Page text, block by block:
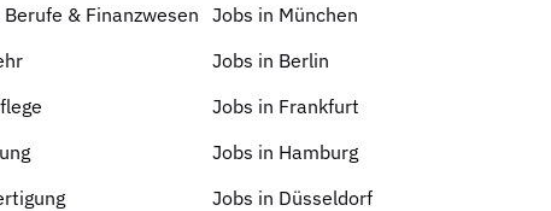
& Finanzwesen
Jobs in München
Jobs in Berlin
Jobs in Frankfurt
Jobs in Hamburg
Jobs in Düsseldorf